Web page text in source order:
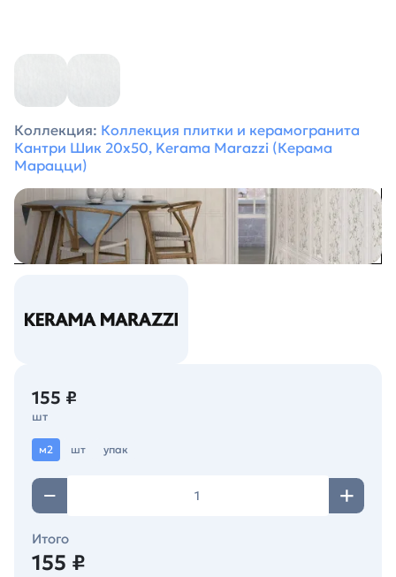
Коллекция: Коллекция плитки и керамогранита
Кантри Шик 20х50, Kerama Marazzi (Керама
Марацци)
155 ₽
шт
м2 шт упак
Итого
155 ₽